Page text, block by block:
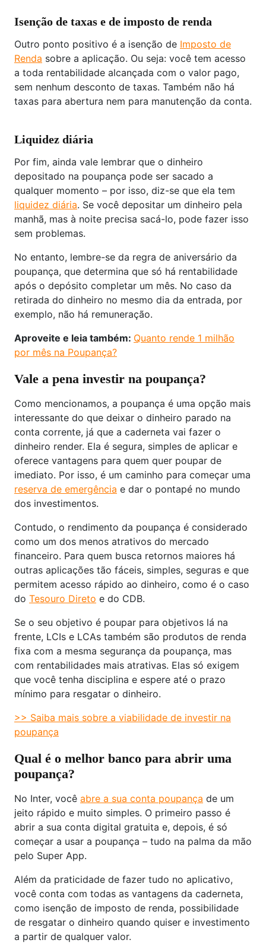
Isenção de taxas e de imposto de renda
Outro ponto positivo é a isenção de Imposto de
Renda sobre a aplicação. Ou seja: você tem acesso
a toda rentabilidade alcançada com o valor pago,
sem nenhum desconto de taxas. Também não há
taxas para abertura nem para manutenção da conta.
Liquidez diária
Por fim, ainda vale lembrar que o dinheiro
depositado na poupança pode ser sacado a
qualquer momento – por isso, diz-se que ela tem
liquidez diária. Se você depositar um dinheiro pela
manhã, mas à noite precisa sacá-lo, pode fazer isso
sem problemas.
No entanto, lembre-se da regra de aniversário da
poupança, que determina que só há rentabilidade
após o depósito completar um mês. No caso da
retirada do dinheiro no mesmo dia da entrada, por
exemplo, não há remuneração.
Aproveite e leia também: Quanto rende 1 milhão
por mês na Poupança?
Vale a pena investir na poupança?
Como mencionamos, a poupança é uma opção mais
interessante do que deixar o dinheiro parado na
conta corrente, já que a caderneta vai fazer o
dinheiro render. Ela é segura, simples de aplicar e
oferece vantagens para quem quer poupar de
imediato. Por isso, é um caminho para começar uma
reserva de emergência e dar o pontapé no mundo
dos investimentos.
Contudo, o rendimento da poupança é considerado
como um dos menos atrativos do mercado
financeiro. Para quem busca retornos maiores há
outras aplicações tão fáceis, simples, seguras e que
permitem acesso rápido ao dinheiro, como é o caso
do Tesouro Direto e do CDB.
Se o seu objetivo é poupar para objetivos lá na
frente, LCIs e LCAs também são produtos de renda
fixa com a mesma segurança da poupança, mas
com rentabilidades mais atrativas. Elas só exigem
que você tenha disciplina e espere até o prazo
mínimo para resgatar o dinheiro.
>> Saiba mais sobre a viabilidade de investir na
poupança
Qual é o melhor banco para abrir uma
poupança?
No Inter, você abre a sua conta poupança de um
jeito rápido e muito simples. O primeiro passo é
abrir a sua conta digital gratuita e, depois, é só
começar a usar a poupança – tudo na palma da mão
pelo Super App.
Além da praticidade de fazer tudo no aplicativo,
você conta com todas as vantagens da caderneta,
como isenção de imposto de renda, possibilidade
de resgatar o dinheiro quando quiser e investimento
a partir de qualquer valor.